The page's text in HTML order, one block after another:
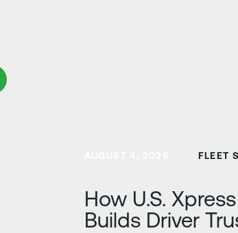
FLEET
How U.S. Xpress
Builds Driver